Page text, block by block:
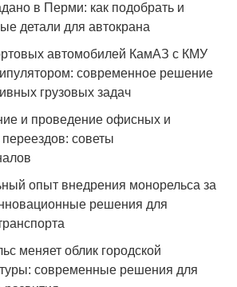
в Перми: как подобрать и
детали для автокрана
автомобилей КамАЗ с КМУ
современное решение
грузовых задач
и проведение офисных и
советы
опыт внедрения монорельса за
решения для
меняет облик городской
современные решения для